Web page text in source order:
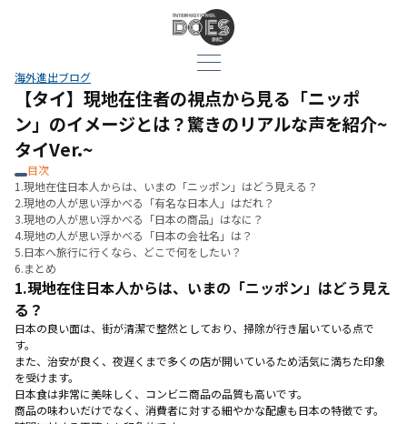
海外進出ブログ
【タイ】現地在住者の視点から見る「ニッポ
ン」のイメージとは？驚きのリアルな声を紹介~
タイVer.~
目次
1.現地在住日本人からは、いまの「ニッポン」はどう見える？
2.現地の人が思い浮かべる「有名な日本人」はだれ？
3.現地の人が思い浮かべる「日本の商品」はなに？
4.現地の人が思い浮かべる「日本の会社名」は？
5.日本へ旅行に行くなら、どこで何をしたい？
6.まとめ
1.現地在住日本人からは、いまの「ニッポン」はどう見え
る？
日本の良い面は、街が清潔で整然としており、掃除が行き届いている点で
す。
また、治安が良く、夜遅くまで多くの店が開いているため活気に満ちた印象
を受けます。
日本食は非常に美味しく、コンビニ商品の品質も高いです。
商品の味わいだけでなく、消費者に対する細やかな配慮も日本の特徴です。